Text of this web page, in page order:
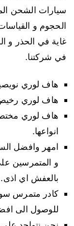
سيارات الشحن
الحجوم و
غاية في الحذر و
في شركتنا.
هاف لوري
هاف لوري
هاف لوري
انواعها.
امهر وافضل
و المتمرسين
بالعفش اي اذى.
كادر متمرس
للوصول الى